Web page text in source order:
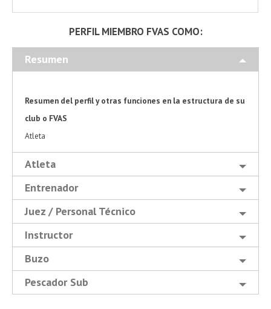
PERFIL MIEMBRO FVAS COMO:
Resumen
Resumen del perfil y otras funciones en la estructura de su
club o FVAS
Atleta
Atleta
Entrenador
Juez / Personal Técnico
Instructor
Buzo
Pescador Sub